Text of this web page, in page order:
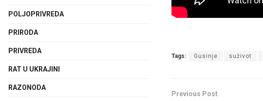
Tags: Gusinje suživot
Previous Post
POLJOPRIVREDA
PRIRODA
PRIVREDA
RAT U UKRAJINI
RAZONODA